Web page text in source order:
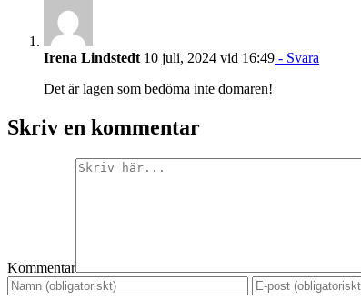
Irena Lindstedt 10 juli, 2024 vid 16:49 - Svara
Det är lagen som bedöma inte domaren!
Skriv en kommentar
Kommentar